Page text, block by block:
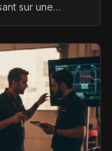
sur une